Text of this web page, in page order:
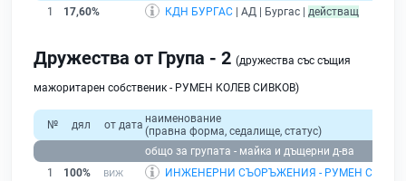
1
17,60% КДН БУРГАС | АД | Бургас | действащ
Дружества от Група - 2 (дружества със същия
мажоритарен собственик - РУМЕН КОЛЕВ СИВКОВ)
№ дял от дата наименование
(правна форма, седалище, статус)
общо за групата - майка и дъщерни д-ва
1
100%
ИНЖЕНЕРНИ СЪОРЪЖЕНИЯ - РУМЕН